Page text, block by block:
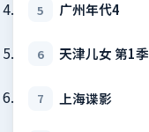
5 广州年代4
6 天津儿女 第1季
7 上海谍影